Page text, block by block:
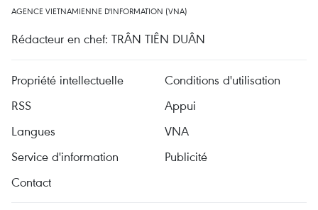
AGENCE VIETNAMIENNE D'INFORMATION (VNA)
Rédacteur en chef: TRÂN TIÊN DUÂN
Propriété intellectuelle
Conditions d'utilisation
RSS
Appui
Langues
VNA
Service d'information
Publicité
Contact